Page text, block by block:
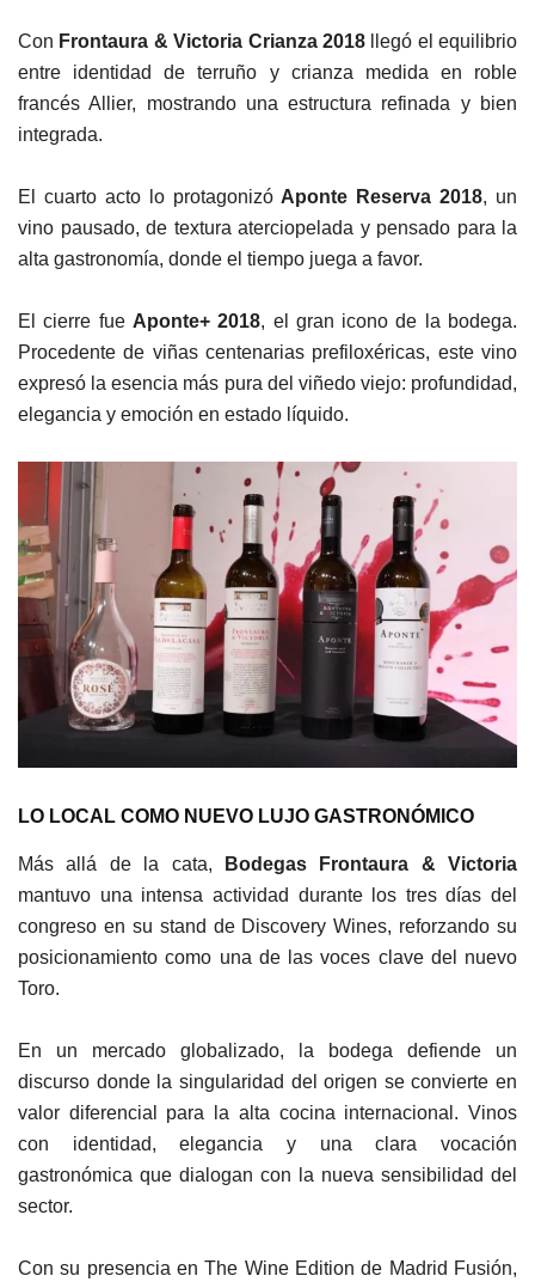
Con Frontaura & Victoria Crianza 2018llegó el equilibrio
entre identidad de terruño y crianza medida en roble
francés Allier, mostrando una estructura refinada y bien
integrada.
El cuarto acto lo protagonizó Aponte Reserva 2018, un
vino pausado, de textura aterciopelada y pensado para la
alta gastronomía, donde el tiempo juega a favor.
El cierre fue Aponte+ 2018, el gran icono de la bodega.
Procedente de viñas centenarias prefiloxéricas, este vino
expresó la esencia más pura del viñedo viejo: profundidad,
elegancia y emoción en estado líquido.
LO LOCAL COMO NUEVO LUJO GASTRONÓMICO
Más allá de la cata,
Bodegas Frontaura & Victoria
mantuvo una intensa actividad durante los tres días del
congreso en su stand de Discovery Wines, reforzando su
posicionamiento como una de las voces clave del nuevo
Toro.
En un mercado globalizado, la bodega defiende un
discurso donde la singularidad del origen se convierte en
valor diferencial para la alta cocina internacional. Vinos
con identidad, elegancia y una clara vocación
gastronómica que dialogan con la nueva sensibilidad del
sector.
Con su presencia en The Wine Edition de Madrid Fusión,